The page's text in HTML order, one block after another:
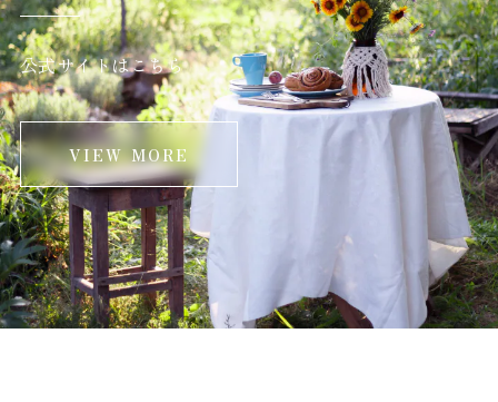
公式サイトはこちら
VIEW MORE